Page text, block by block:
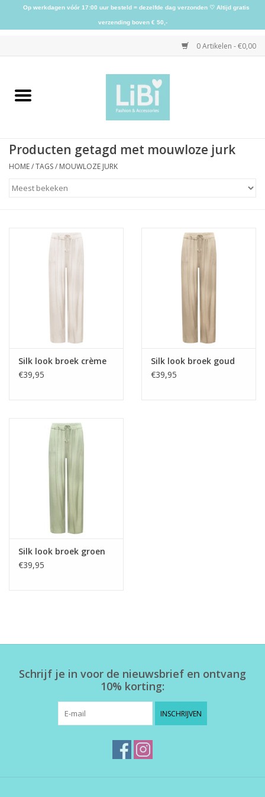
0 Artikelen - €0,00
Home
Schoenen
Herensokken
Producten getagd met mouwloze jurk
HOME/TAGS/ MOUWLOZE JURK
Silk look broek crème
€39,95
Silk look broek goud
€39,95
Silk look broek groen
€39,95
Schrijf je in voor de nieuwsbrief en ontvang
10% korting:
INSCHRIJVEN
Op werkdagen vóór 17:00 uur besteld = dezelfde dag verzonden ♡ Altijd gratis
verzending boven € 50,-